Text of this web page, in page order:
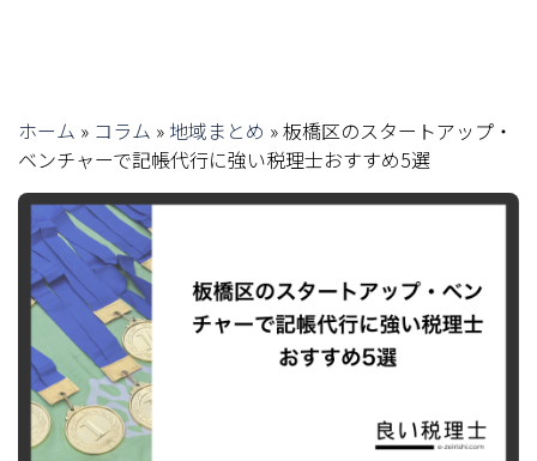
ホーム » コラム » 地域まとめ »板橋区のスタートアップ・
ベンチャーで記帳代行に強い税理士おすすめ5選